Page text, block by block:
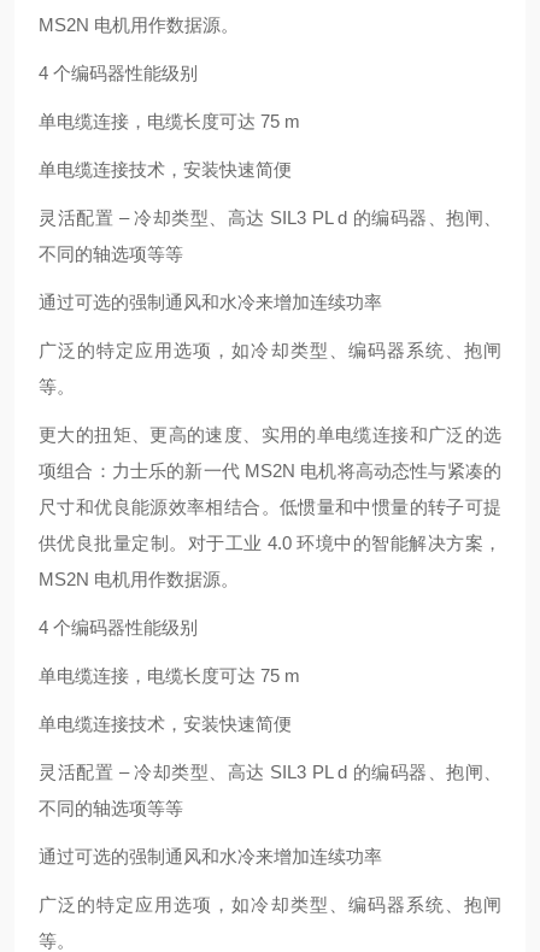
MS2N 电机用作数据源。
4 个编码器性能级别
单电缆连接，电缆长度可达 75 m
单电缆连接技术，安装快速简便
灵活配置 – 冷却类型、高达 SIL3 PL d 的编码器、抱闸、
不同的轴选项等等
通过可选的强制通风和水冷来增加连续功率
广泛的特定应用选项，如冷却类型、编码器系统、抱闸
等。
更大的扭矩、更高的速度、实用的单电缆连接和广泛的选
项组合：力士乐的新一代 MS2N 电机将高动态性与紧凑的
尺寸和优良能源效率相结合。低惯量和中惯量的转子可提
供优良批量定制。对于工业 4.0 环境中的智能解决方案，
MS2N 电机用作数据源。
4 个编码器性能级别
单电缆连接，电缆长度可达 75 m
单电缆连接技术，安装快速简便
灵活配置 – 冷却类型、高达 SIL3 PL d 的编码器、抱闸、
不同的轴选项等等
通过可选的强制通风和水冷来增加连续功率
广泛的特定应用选项，如冷却类型、编码器系统、抱闸
等。